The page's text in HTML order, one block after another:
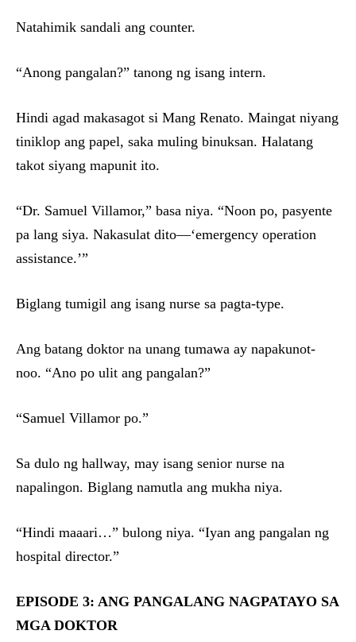
Natahimik sandali ang counter.
“Anong pangalan?” tanong ng isang intern.
Hindi agad makasagot si Mang Renato. Maingat niyang
tiniklop ang papel, saka muling binuksan. Halatang
takot siyang mapunit ito.
“Dr. Samuel Villamor,” basa niya. “Noon po, pasyente
pa lang siya. Nakasulat dito—‘emergency operation
assistance.’”
Biglang tumigil ang isang nurse sa pagta-type.
Ang batang doktor na unang tumawa ay napakunot-
noo. “Ano po ulit ang pangalan?”
“Samuel Villamor po.”
Sa dulo ng hallway, may isang senior nurse na
napalingon. Biglang namutla ang mukha niya.
“Hindi maaari…” bulong niya. “Iyan ang pangalan ng
hospital director.”
EPISODE 3: ANG PANGALANG NAGPATAYO SA
MGA DOKTOR